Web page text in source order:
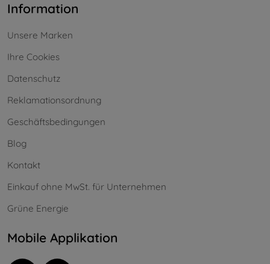
Information
Unsere Marken
Ihre Cookies
Datenschutz
Reklamationsordnung
Geschäftsbedingungen
Blog
Kontakt
Einkauf ohne MwSt. für Unternehmen
Grüne Energie
Mobile Applikation